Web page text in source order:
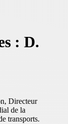
: D.
Directeur
de la
transports.